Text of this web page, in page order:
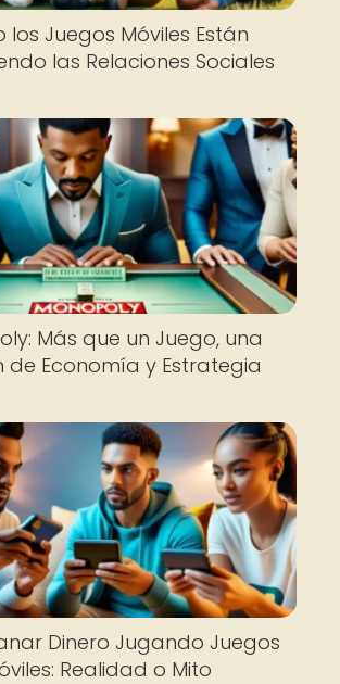
los Juegos Móviles Están
las Relaciones Sociales
Más que un Juego, una
de Economía y Estrategia
Dinero Jugando Juegos
Realidad o Mito